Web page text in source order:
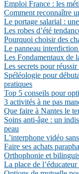
Emploi France : les
Comment reconnaître
Le portage salarial :
Les robes d’été
Pourquoi choisir des
Le panneau
Les Fondamentaux de
Les secrets pour
Spéléologie pour
pratiques
Top 5 conseils pour
3 activités à ne pas
Que faire à Nantes le
Soins anti-âge : un
peau
L’interphone vidéo
Faire ses achats
Orthophonie et
La place de